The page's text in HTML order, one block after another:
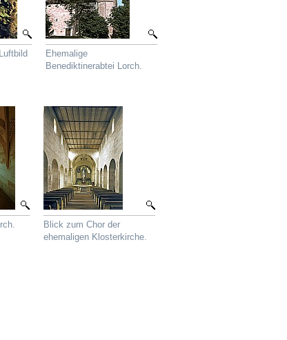
Ehemalige
Benediktinerabtei Lorch.
Blick zum Chor der
ehemaligen Klosterkirche.